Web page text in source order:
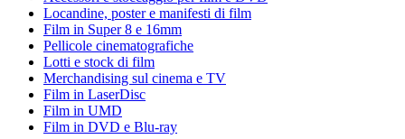
Locandine, poster e manifesti di film
Film in Super 8 e 16mm
Pellicole cinematografiche
Lotti e stock di film
Merchandising sul cinema e TV
Film in LaserDisc
Film in UMD
Film in DVD e Blu-ray